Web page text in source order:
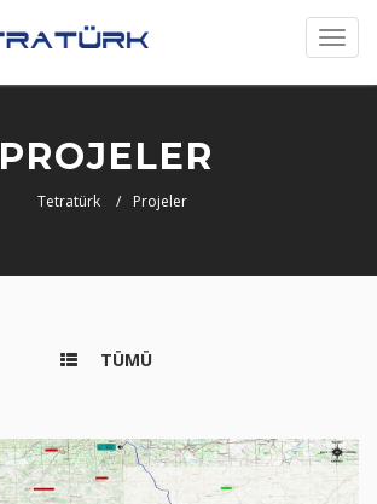
Toggle
PROJELER
Tetratürk Projeler
TÜMÜ